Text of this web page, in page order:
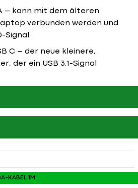
– kann mit dem älteren
verbunden werden und
Signal.
C – der neue kleinere,
der ein USB 3.1-Signal
KABEL 1M